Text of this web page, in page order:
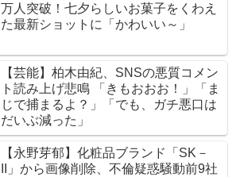
万人突破！七夕らしいお菓子をくわえ
た最新ショットに「かわいい～」
【芸能】柏木由紀、SNSの悪質コメン
ト読み上げ悲鳴 「きもおおお！」「ま
じで捕まるよ？」「でも、ガチ悪口は
だいぶ減った」
【永野芽郁】化粧品ブランド「SK－
II」から画像削除、不倫疑惑騒動前9社